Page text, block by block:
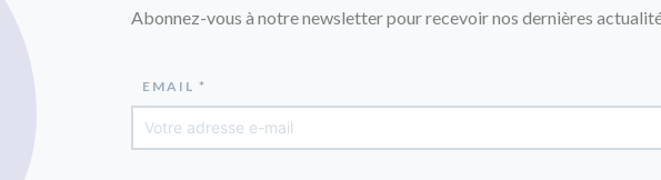
Abonnez-vous à notre newsletter pour recevoir nos dernières
EMAIL *